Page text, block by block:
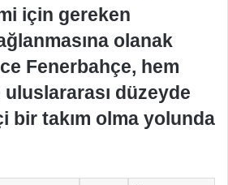
için gereken
olanak
Fenerbahçe, hem
düzeyde
bir takım olma yolunda